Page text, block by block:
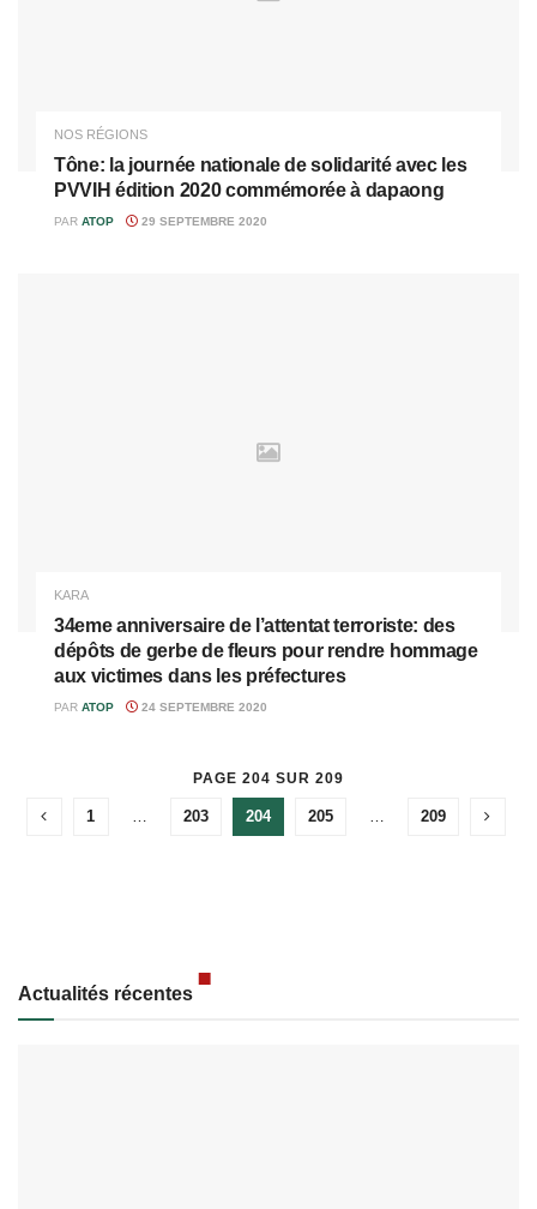
NOS RÉGIONS
Tône: la journée nationale de solidarité avec les
PVVIH édition 2020 commémorée à dapaong
PAR ATOP 29 SEPTEMBRE 2020
KARA
34eme anniversaire de l’attentat terroriste: des
dépôts de gerbe de fleurs pour rendre hommage
aux victimes dans les préfectures
PAR ATOP 24 SEPTEMBRE 2020
PAGE 204 SUR 209
1 … 203 204 205 … 209
Actualités récentes